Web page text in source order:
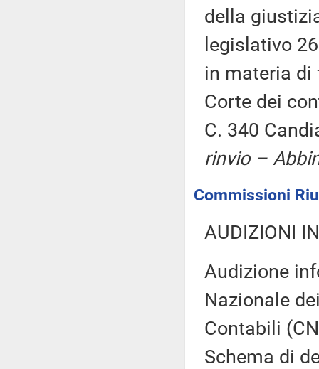
della
legislativo
in materia di
Corte dei
C. 340
rinvio –
Commissioni
AUDIZIONI
Audizione
Nazionale
Contabili
Schema di